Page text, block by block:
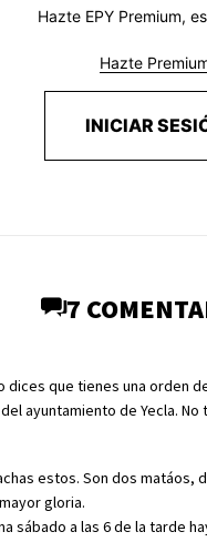
Hazte EPY Premium,
Hazte
INICIAR
7
dices que tienes una orden
ayuntamiento de Yecla.
estos. Son dos
gloria.
sábado a las 6 de la tarde